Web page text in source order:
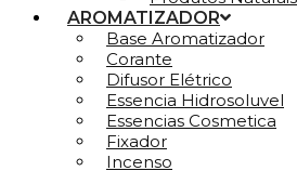
AROMATIZADOR
Base Aromatizador
Corante
Difusor Elétrico
Essencia Hidrosoluvel
Essencias Cosmetica
Fixador
Incenso